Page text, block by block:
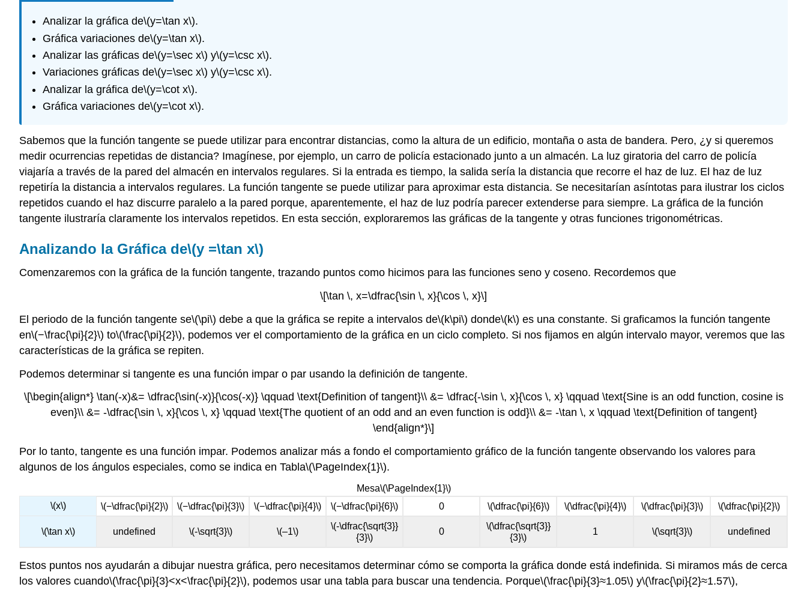
Analizar la gráfica de\(y=\tan x\).
Gráfica variaciones de\(y=\tan x\).
Analizar las gráficas de\(y=\sec x\) y\(y=\csc x\).
Variaciones gráficas de\(y=\sec x\) y\(y=\csc x\).
Analizar la gráfica de\(y=\cot x\).
Gráfica variaciones de\(y=\cot x\).
Sabemos que la función tangente se puede utilizar para encontrar distancias, como la altura de un edificio, montaña o asta de bandera. Pero, ¿y si queremos
medir ocurrencias repetidas de distancia? Imagínese, por ejemplo, un carro de policía estacionado junto a un almacén. La luz giratoria del carro de policía
viajaría a través de la pared del almacén en intervalos regulares. Si la entrada es tiempo, la salida sería la distancia que recorre el haz de luz. El haz de luz
repetiría la distancia a intervalos regulares. La función tangente se puede utilizar para aproximar esta distancia. Se necesitarían asíntotas para ilustrar los ciclos
repetidos cuando el haz discurre paralelo a la pared porque, aparentemente, el haz de luz podría parecer extenderse para siempre. La gráfica de la función
tangente ilustraría claramente los intervalos repetidos. En esta sección, exploraremos las gráficas de la tangente y otras funciones trigonométricas.
Analizando la Gráfica de\(y =\tan x\)
Comenzaremos con la gráfica de la función tangente, trazando puntos como hicimos para las funciones seno y coseno. Recordemos que
\[\tan \, x=\dfrac{\sin \, x}{\cos \, x}\]
El periodo de la función tangente se\(\pi\) debe a que la gráfica se repite a intervalos de\(k\pi\) donde\(k\) es una constante. Si graficamos la función tangente
en\(−\frac{\pi}{2}\) to\(\frac{\pi}{2}\), podemos ver el comportamiento de la gráfica en un ciclo completo. Si nos fijamos en algún intervalo mayor, veremos que las
características de la gráfica se repiten.
Podemos determinar si tangente es una función impar o par usando la definición de tangente.
\[\begin{align*} \tan(-x)&= \dfrac{\sin(-x)}{\cos(-x)} \qquad \text{Definition of tangent}\\ &= \dfrac{-\sin \, x}{\cos \, x} \qquad \text{Sine is an odd function, cosine is
even}\\ &= -\dfrac{\sin \, x}{\cos \, x} \qquad \text{The quotient of an odd and an even function is odd}\\ &= -\tan \, x \qquad \text{Definition of tangent}
\end{align*}\]
Por lo tanto, tangente es una función impar. Podemos analizar más a fondo el comportamiento gráfico de la función tangente observando los valores para
algunos de los ángulos especiales, como se indica en Tabla\(\PageIndex{1}\).
Mesa\(\PageIndex{1}\)
\(x\)
\(−\dfrac{\pi}{2}\) \(−\dfrac{\pi}{3}\) \(−\dfrac{\pi}{4}\) \(−\dfrac{\pi}{6}\) 0 \(\dfrac{\pi}{6}\) \(\dfrac{\pi}{4}\) \(\dfrac{\pi}{3}\) \(\dfrac{\pi}{2}\)
\(\tan x\) undefined \(-\sqrt{3}\) \(–1\)
\(-\dfrac{\sqrt{3}}
{3}\)
0
\(\dfrac{\sqrt{3}}
{3}\)
1 \(\sqrt{3}\) undefined
Estos puntos nos ayudarán a dibujar nuestra gráfica, pero necesitamos determinar cómo se comporta la gráfica donde está indefinida. Si miramos más de cerca
los valores cuando\(\frac{\pi}{3}<x<\frac{\pi}{2}\), podemos usar una tabla para buscar una tendencia. Porque\(\frac{\pi}{3}≈1.05\) y\(\frac{\pi}{2}≈1.57\),